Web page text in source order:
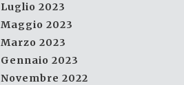
Luglio 2023
Maggio 2023
Marzo 2023
Gennaio 2023
Novembre 2022